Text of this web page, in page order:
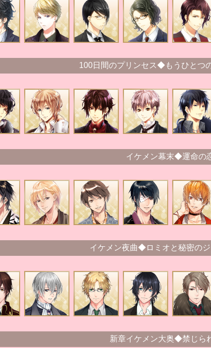
100日間のプリンセス◆もうひとつ
イケメン幕末◆運命の
イケメン夜曲◆ロミオと秘密のジ
新章イケメン大奥◆禁じら